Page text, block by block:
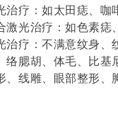
治疗：如太田痣、咖
激光治疗：如色素
治疗：不满意纹身、
络腮胡、体毛、比基
、线雕、眼部整形